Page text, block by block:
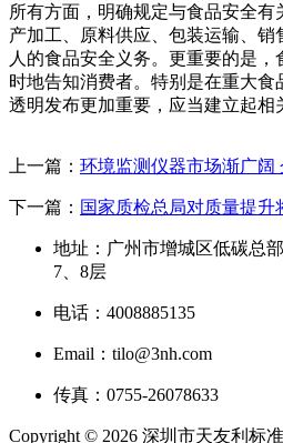
所有方面，明确规定与食品安全
产加工、原料供应、包装运输、
人的食品安全义务。更重要的是，
时地告知消费者。特别是在重大
透明发布更加重要，应当建立起相
上一篇： 环境监测仪器市场渐广阔
下一篇： 国家质检总局对质量提升
地址：广州市增城区低碳总
7、8层
电话：4008885135
Email：tilo@3nh.com
传真：0755-26078633
Copyright © 2026 深圳市天友利标